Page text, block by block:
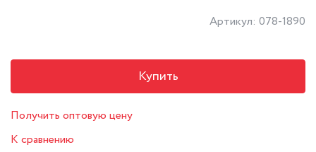
Артикул: 078-1890
Купить
Получить оптовую цену
К сравнению